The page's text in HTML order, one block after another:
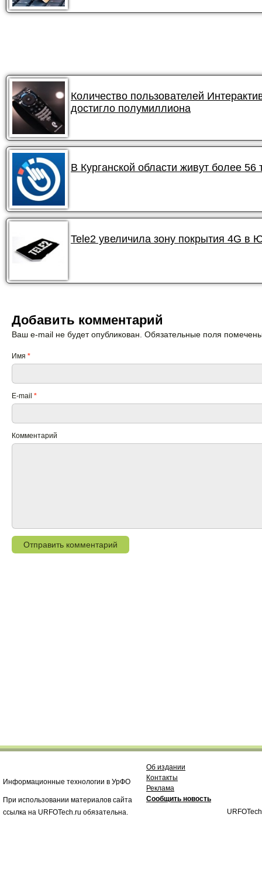
Количество пользователей
достигло полумиллиона
В Курганской области живут более
Tele2 увеличила зону покрытия 4G в
Добавить комментарий
Ваш e-mail не будет опубликован. Обязательные поля
Имя *
E-mail *
Комментарий
Информационные технологии в УрФО
При использовании материалов сайта
ссылка на URFOTech.ru обязательна.
Об издании
Контакты
Реклама
Сообщить новость